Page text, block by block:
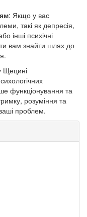
: Якщо у вас
такі як депресія,
інші психічні
вам знайти шлях до
Щецині
функціонування та
розуміння та
проблем.